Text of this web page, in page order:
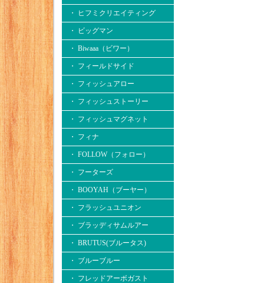
・ ヒフミクリエイティング
・ ビッグマン
・ Biwaaa（ビワー）
・ フィールドサイド
・ フィッシュアロー
・ フィッシュストーリー
・ フィッシュマグネット
・ フィナ
・ FOLLOW（フォロー）
・ フーターズ
・ BOOYAH（ブーヤー）
・ フラッシュユニオン
・ ブラッディサムルアー
・ BRUTUS(ブルータス)
・ ブルーブルー
・ フレッドアーボガスト